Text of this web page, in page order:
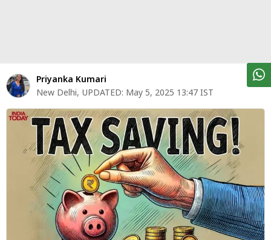
शेयर
बाज़ार
ट्रेंडिंग
बिजनेस
न्यूज
वीडियो
म्यूचुअल
Priyanka Kumari
New Delhi, UPDATED: May 5, 2025 13:47 IST